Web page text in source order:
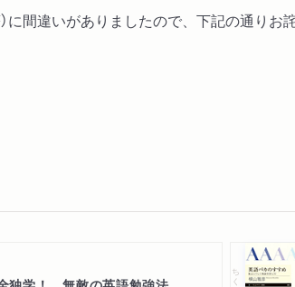
に間違いがありましたので、下記の通りお